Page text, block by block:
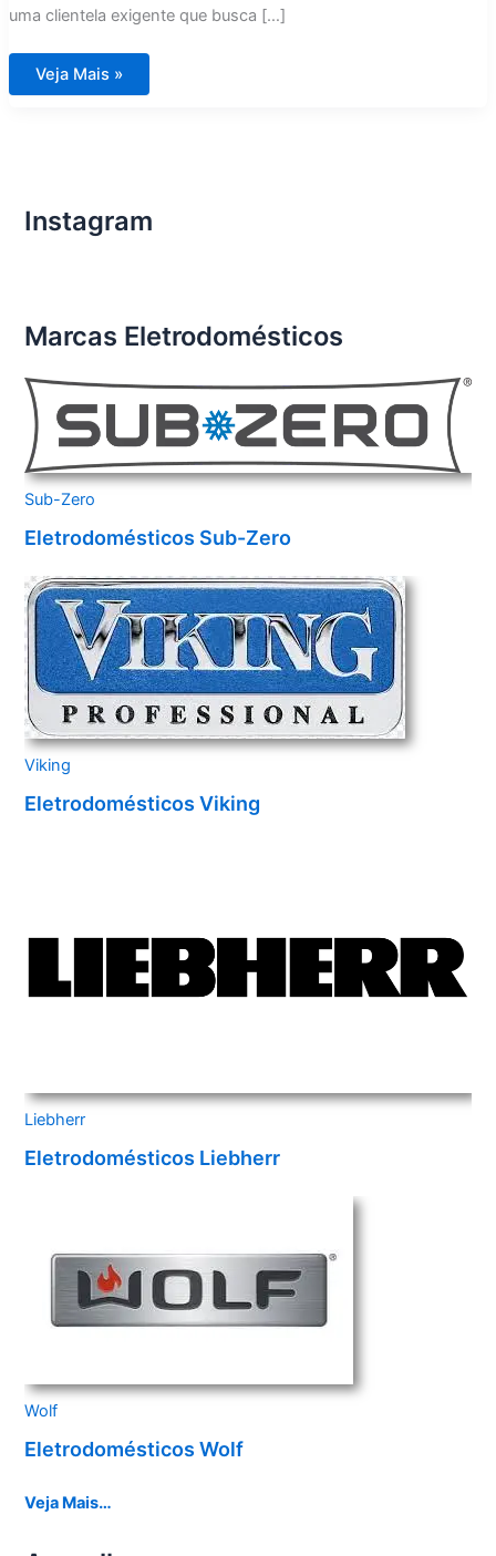
uma clientela exigente que busca […]
Assistência
Técnica
Melnick
Even
Veja Mais »
Instagram
Marcas Eletrodomésticos
Sub-Zero
Eletrodomésticos Sub-Zero
Viking
Eletrodomésticos Viking
Liebherr
Eletrodomésticos Liebherr
Wolf
Eletrodomésticos Wolf
Veja Mais…